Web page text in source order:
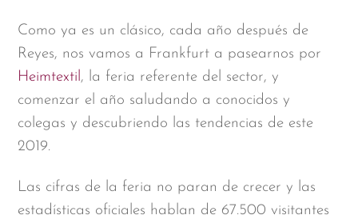
Como ya es un clásico, cada año después de
Reyes, nos vamos a Frankfurt a pasearnos por
Heimtextil, la feria referente del sector, y
comenzar el año saludando a conocidos y
colegas y descubriendo las tendencias de este
2019.
Las cifras de la feria no paran de crecer y las
estadísticas oficiales hablan de 67.500 visitantes